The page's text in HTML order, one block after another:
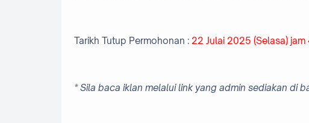
Tarikh Tutup Permohonan : 22 Julai 2025 (Selasa)
* Sila baca iklan melalui link yang admin sediakan di